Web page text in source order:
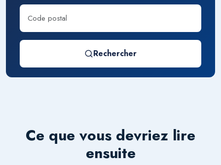
Rechercher
Ce que vous devriez lire
ensuite